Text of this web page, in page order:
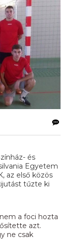
és
Egyetem
az első közös
tűzte ki
nem a foci hozta
azt.
ne csak